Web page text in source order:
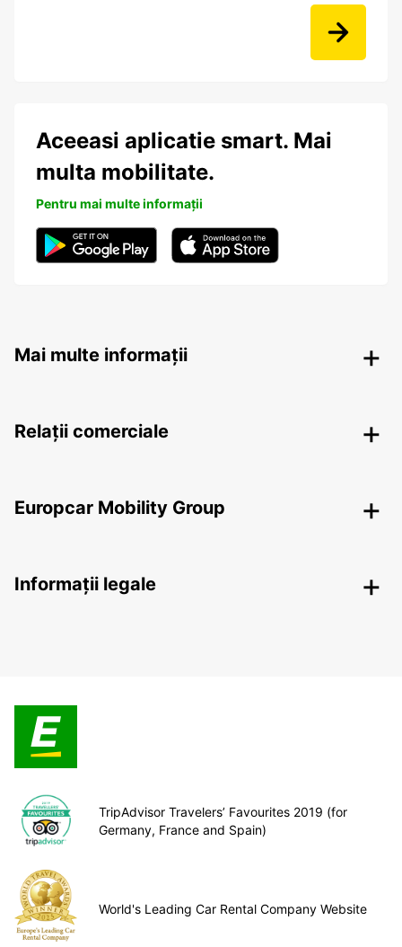
Aceeasi aplicatie smart. Mai
multa mobilitate.
Pentru mai multe informații
Mai multe informații
Relații comerciale
Europcar Mobility Group
Informații legale
TripAdvisor Travelers’ Favourites 2019 (for
Germany, France and Spain)
World's Leading Car Rental Company Website